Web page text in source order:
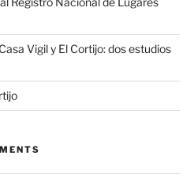
Vigil y El Cortijo: dos estudios